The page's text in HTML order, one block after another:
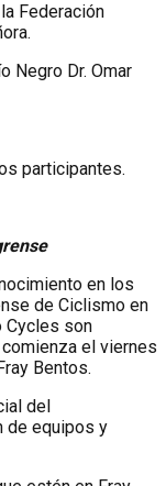
Federación
Negro Dr. Omar
participantes.
en los
de Ciclismo en
Cycles son
el viernes
Bentos.
del
de equipos y